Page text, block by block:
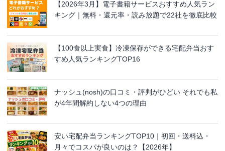
【2026年3月】電子書籍サービスおすすめ人気ラン
キング｜無料・還元率・読み放題で22社を徹底比較
【100食以上実食】冷凍保存ができる宅配弁当おす
すめ人気ランキングTOP16
ナッシュ(nosh)の口コミ・評判がひどい それでも私
が4年間解約しない4つの理由
安い宅配弁当ランキングTOP10｜初回・送料込・
月々でコスパが良いのは？【2026年】